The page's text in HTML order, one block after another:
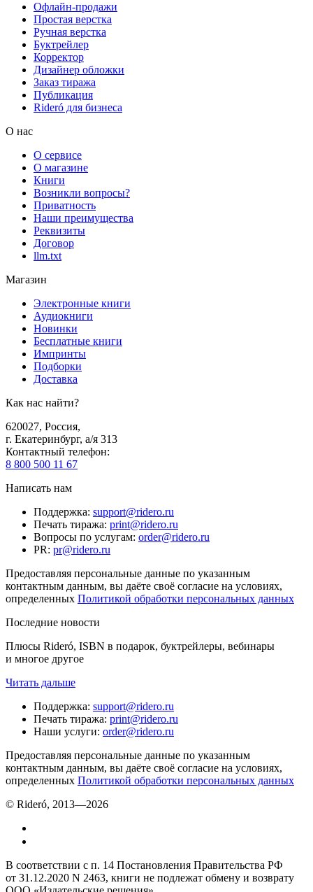
Офлайн-продажи
Простая верстка
Ручная верстка
Буктрейлер
Корректор
Дизайнер обложки
Заказ тиража
Публикация
Rideró для бизнеса
О нас
О сервисе
О магазине
Книги
Возникли вопросы?
Приватность
Наши преимущества
Реквизиты
Договор
llm.txt
Магазин
Электронные книги
Аудиокниги
Новинки
Бесплатные книги
Импринты
Подборки
Доставка
Как нас найти?
620027, Россия,
г. Екатеринбург, а/я 313
Контактный телефон:
8 800 500 11 67
Написать нам
Поддержка: support@ridero.ru
Печать тиража: print@ridero.ru
Вопросы по услугам: order@ridero.ru
PR: pr@ridero.ru
Предоставляя персональные данные по указанным
контактным данным, вы даёте своё согласие на условиях,
определенных Политикой обработки персональных данных
Последние новости
Плюсы Rideró, ISBN в подарок, буктрейлеры, вебинары
и многое другое
Читать дальше
Поддержка: support@ridero.ru
Печать тиража: print@ridero.ru
Наши услуги: order@ridero.ru
Предоставляя персональные данные по указанным
контактным данным, вы даёте своё согласие на условиях,
определенных Политикой обработки персональных данных
© Rideró, 2013—2026
В соответствии с п. 14 Постановления Правительства РФ
от 31.12.2020 N 2463, книги не подлежат обмену и возврату